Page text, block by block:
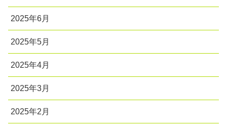
2025年6月
2025年5月
2025年4月
2025年3月
2025年2月